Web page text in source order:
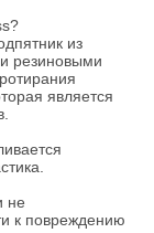
из
резиновыми
является
не
к повреждению